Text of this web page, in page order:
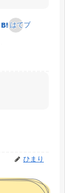
はてブ
ひまり